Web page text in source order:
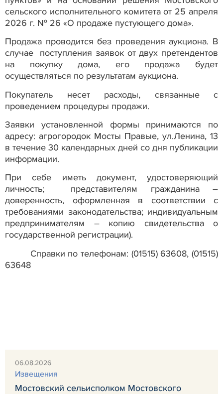
сельского исполнительного комитета от 25 апреля
2026 г. № 26 «О продаже пустующего дома».
Продажа проводится без проведения аукциона. В
случае поступления заявок от двух претендентов
на покупку дома, его продажа будет
осуществляться по результатам аукциона.
Покупатель несет расходы, связанные с
проведением процедуры продажи.
Заявки установленной формы принимаются по
адресу: агрогородок Мосты Правые, ул.Ленина, 13
в течение 30 календарных дней со дня публикации
информации.
При себе иметь документ, удостоверяющий
личность; представителям гражданина –
доверенность, оформленная в соответствии с
требованиями законодательства; индивидуальным
предпринимателям – копию свидетельства о
государственной регистрации).
Справки по телефонам: (01515) 63608, (01515)
63648
06.08.2026
Извещения
Мостовский сельисполком Мостовского